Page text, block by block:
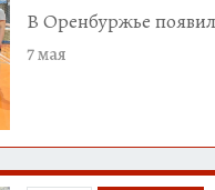
В Оренбуржье
7 мая